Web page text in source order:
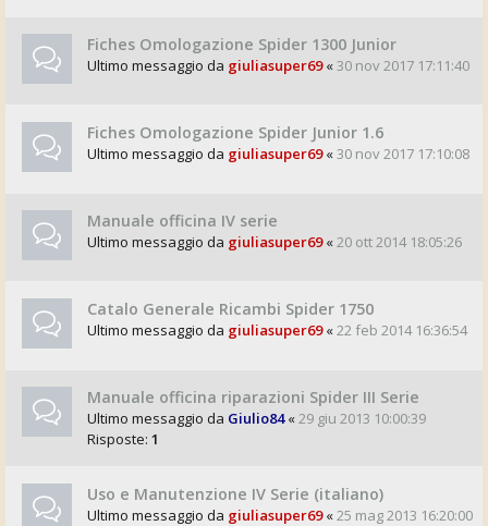
Fiches Omologazione Spider 1300 Junior
Ultimo messaggio da giuliasuper69«30 nov 2017 17:11:40
Fiches Omologazione Spider Junior 1.6
Ultimo messaggio da giuliasuper69«30 nov 2017 17:10:08
Manuale officina IV serie
Ultimo messaggio da giuliasuper69«20 ott 2014 18:05:26
Catalo Generale Ricambi Spider 1750
Ultimo messaggio da giuliasuper69«22 feb 2014 16:36:54
Manuale officina riparazioni Spider III Serie
Ultimo messaggio da Giulio84«29 giu 2013 10:00:39
Risposte: 1
Uso e Manutenzione IV Serie (italiano)
Ultimo messaggio da giuliasuper69«25 mag 2013 16:20:00